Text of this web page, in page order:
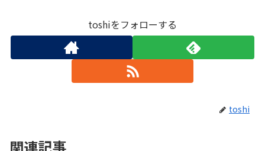
toshiをフォローする
toshi
関連記事